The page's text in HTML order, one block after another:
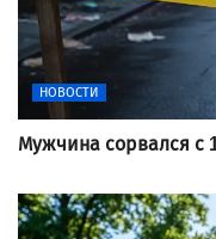
НОВОСТИ
Мужчина сорвался с